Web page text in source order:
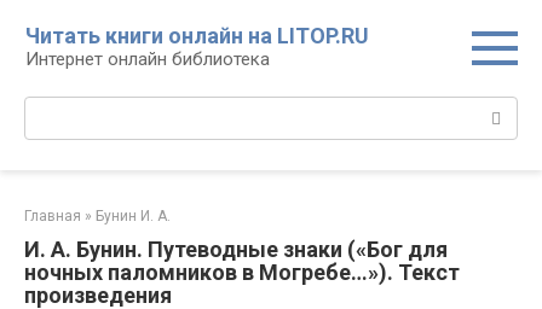
контенту
Читать книги онлайн на LITOP.RU
Интернет онлайн библиотека
Главная » Бунин И. А.
И. А. Бунин. Путеводные знаки («Бог для
ночных паломников в Могребе…»). Текст
произведения